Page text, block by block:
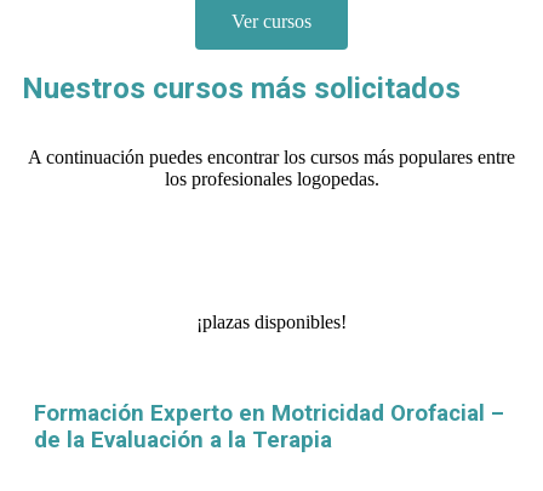
Ver cursos
Nuestros cursos más solicitados
A continuación puedes encontrar los cursos más populares entre
los profesionales logopedas.
¡plazas disponibles!
Formación Experto en Motricidad Orofacial –
de la Evaluación a la Terapia